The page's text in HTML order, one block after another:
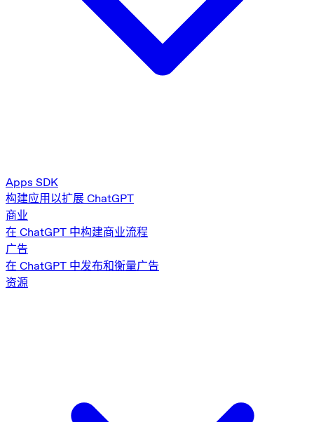
Apps SDK
构建应用以扩展 ChatGPT
商业
在 ChatGPT 中构建商业流程
广告
在 ChatGPT 中发布和衡量广告
资源